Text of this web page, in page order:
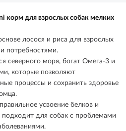
корм для взрослых собак мелких
лосося и риса для взрослых
потребностями.
северного моря, богат Омега-3 и
которые позволяют
процессы и сохранить здоровье
усвоение белков и
подходит для собак с проблемами